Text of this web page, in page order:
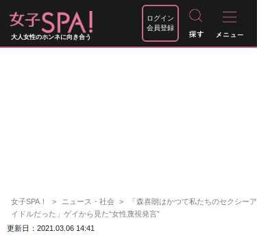
大人女性のホンネに向き合う
ログイン
会員登録
女子SPA！ ニュース・社会
「森喜朗はかつて私たちのセクシーア
イドルだった」ゲイから見た“女性蔑視発言”
更新日：2021.03.06 14:41